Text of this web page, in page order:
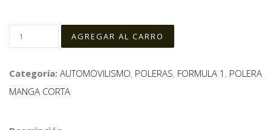
Categoría: AUTOMOVILISMO, POLERAS, FORMULA 1 , POLERA
MANGA CORTA